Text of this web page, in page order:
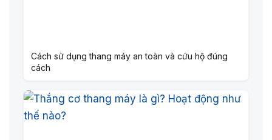
Cách sử dụng thang máy an toàn và cứu hộ đúng
cách